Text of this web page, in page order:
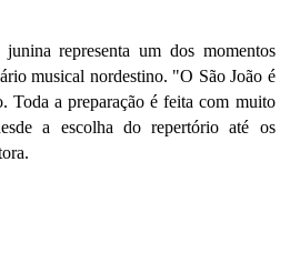
representa um dos momentos
musical nordestino. "O São João é
Toda a preparação é feita com muito
a escolha do repertório até os